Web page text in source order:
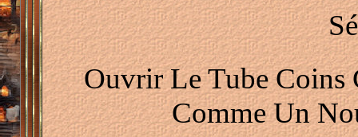
Ouvrir Le Tube
Comme Un